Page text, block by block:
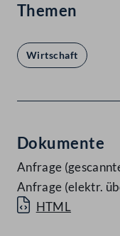
Themen
Wirtschaft
Dokumente
Anfrage
Anfrage (elektr.
HTML